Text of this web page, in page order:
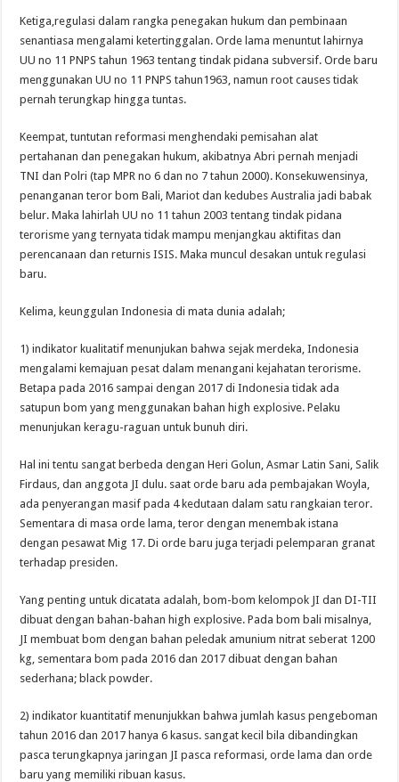
Ketiga,regulasi dalam rangka penegakan hukum dan pembinaan
senantiasa mengalami ketertinggalan. Orde lama menuntut lahirnya
UU no 11 PNPS tahun 1963 tentang tindak pidana subversif. Orde baru
menggunakan UU no 11 PNPS tahun1963, namun root causes tidak
pernah terungkap hingga tuntas.
Keempat, tuntutan reformasi menghendaki pemisahan alat
pertahanan dan penegakan hukum, akibatnya Abri pernah menjadi
TNI dan Polri (tap MPR no 6 dan no 7 tahun 2000). Konsekuwensinya,
penanganan teror bom Bali, Mariot dan kedubes Australia jadi babak
belur. Maka lahirlah UU no 11 tahun 2003 tentang tindak pidana
terorisme yang ternyata tidak mampu menjangkau aktifitas dan
perencanaan dan returnis ISIS. Maka muncul desakan untuk regulasi
baru.
Kelima, keunggulan Indonesia di mata dunia adalah;
1) indikator kualitatif menunjukan bahwa sejak merdeka, Indonesia
mengalami kemajuan pesat dalam menangani kejahatan terorisme.
Betapa pada 2016 sampai dengan 2017 di Indonesia tidak ada
satupun bom yang menggunakan bahan high explosive. Pelaku
menunjukan keragu-raguan untuk bunuh diri.
Hal ini tentu sangat berbeda dengan Heri Golun, Asmar Latin Sani, Salik
Firdaus, dan anggota JI dulu. saat orde baru ada pembajakan Woyla,
ada penyerangan masif pada 4 kedutaan dalam satu rangkaian teror.
Sementara di masa orde lama, teror dengan menembak istana
dengan pesawat Mig 17. Di orde baru juga terjadi pelemparan granat
terhadap presiden.
Yang penting untuk dicatata adalah, bom-bom kelompok JI dan DI-TII
dibuat dengan bahan-bahan high explosive. Pada bom bali misalnya,
JI membuat bom dengan bahan peledak amunium nitrat seberat 1200
kg, sementara bom pada 2016 dan 2017 dibuat dengan bahan
sederhana; black powder.
2) indikator kuantitatif menunjukkan bahwa jumlah kasus pengeboman
tahun 2016 dan 2017 hanya 6 kasus. sangat kecil bila dibandingkan
pasca terungkapnya jaringan JI pasca reformasi, orde lama dan orde
baru yang memiliki ribuan kasus.